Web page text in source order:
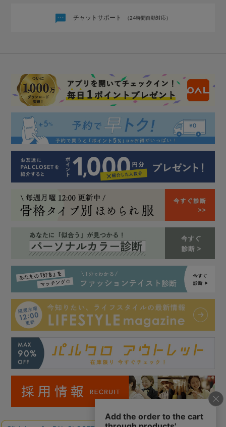
チャットサポート （24時間自動対応）